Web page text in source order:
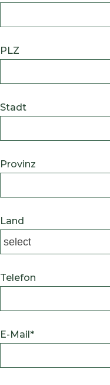
PLZ
Stadt
Provinz
Land
Telefon
E-Mail*